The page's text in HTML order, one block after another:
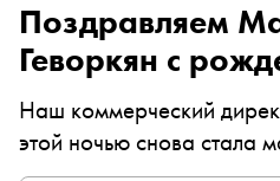
Поздравляем
Геворкян с
Наш коммерческий
этой ночью снова стала